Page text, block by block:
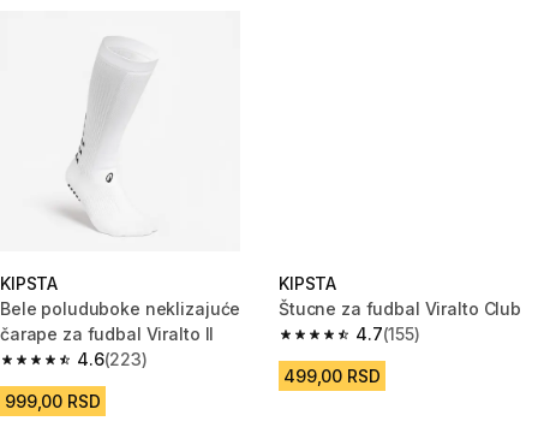
KIPSTA
Bele poluduboke neklizajuće
čarape za fudbal Viralto II
4.6
4.6 od 5 zvezdica from 223 Recenzije
(223)
999,00 RSD
KIPSTA
Štucne za fudbal Viralto Club
4.7
4.7 od 5 zvezdica from 155
(155)
499,00 RSD